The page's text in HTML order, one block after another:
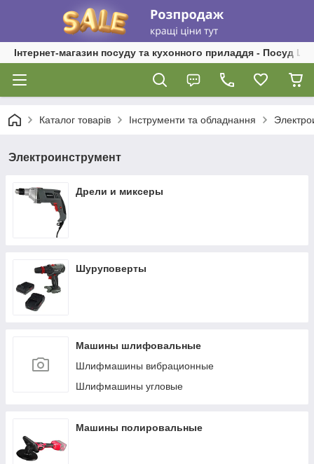
Інтернет-магазин посуду та кухонного приладдя - Посуд
Каталог товарів Інструменти та обладнання
Электроинструмент
Дрели и миксеры
Шуруповерты
Машины шлифовальные
Шлифмашины вибрационные
Шлифмашины угловые
Машины полировальные